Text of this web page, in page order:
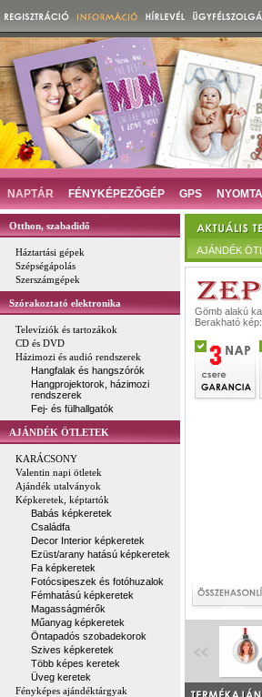
NAPTÁR FÉNYKÉPEZŐGÉP GPS
Otthon, szabadidő
Háztartási gépek
Szépségápolás
Szerszámgépek
Szórakoztató elektronika
Televíziók és tartozákok
CD és DVD
Házimozi és audió rendszerek
Hangfalak és hangszórók
Hangprojektorok, házimozi
rendszerek
Fej- és fülhallgatók
AJÁNDÉK ÖTLETEK
KARÁCSONY
Valentin napi ötletek
Ajándék utalványok
Képkeretek, képtartók
Babás képkeretek
Családfa
Decor Interior képkeretek
Ezüst/arany hatású képkeretek
Fa képkeretek
Fotócsipeszek és fotóhuzalok
Fémhatású képkeretek
Magasságmérők
Műanyag képkeretek
Öntapadós szobadekorok
Szives képkeretek
Több képes keretek
Üveg keretek
Fényképes ajándéktárgyak
AJÁNDÉK
Gömb alakú
Berakható